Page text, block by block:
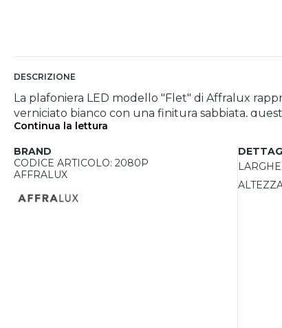
DESCRIZIONE
La plafoniera LED modello "Flet" di Affralux
verniciato bianco con una finitura sabbiata,
vari ambienti. Grazie alla sua illuminazione
ultima generazione (non incluse) sono
Semplice da installare, offre un'ottima
esigenze.
Continua la lettura
BRAND
CODICE ARTICOLO: 2080P
AFFRALUX